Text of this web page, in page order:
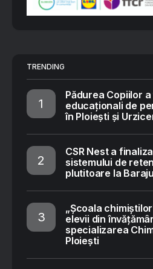
TRENDING
Pădurea Copiilor
educaționali de
în Ploiești și
CSR Nest a
sistemului de
plutitoare la
„Școala
elevii din
specializarea
Ploiești